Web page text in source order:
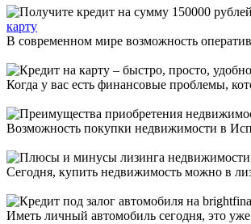
карту
В современном мире возможность
Когда у вас есть финансовые проблемы,
Возможность покупки недвижимости в
Сегодня, купить недвижимость можно в
Иметь личный автомобиль сегодня, это